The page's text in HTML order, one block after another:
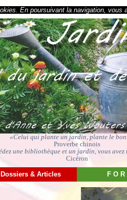
En poursuivant la navigation,
«Celui qui plante un jardin, plante le
Proverbe chinois
une bibliothèque et un jardin, vous
Cicéron
Dossiers & Articles F O R